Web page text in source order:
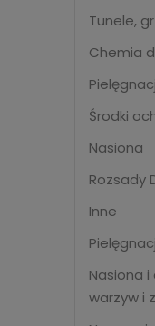
Tunele,
Chemia
Środki
Nasiona
Rozsady
Inne
Nasiona
warzyw i